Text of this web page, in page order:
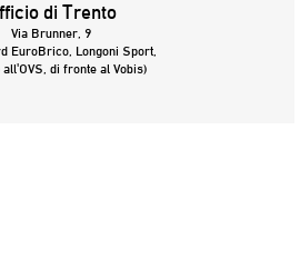
di Trento
Via Brunner, 9
EuroBrico, Longoni Sport,
di fronte al Vobis)